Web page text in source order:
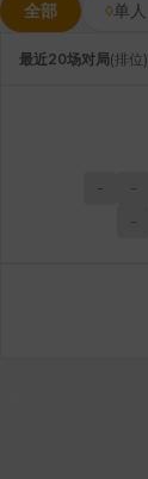
全部 单人
最近20场对局(排位)
- -
-